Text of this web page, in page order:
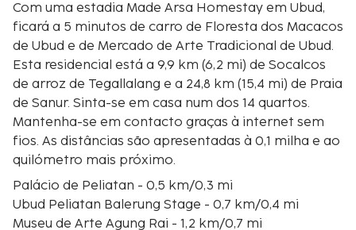
Com uma estadia Made Arsa Homestay em Ubud,
ficará a 5 minutos de carro de Floresta dos Macacos
de Ubud e de Mercado de Arte Tradicional de Ubud.
Esta residencial está a 9,9 km (6,2 mi) de Socalcos
de arroz de Tegallalang e a 24,8 km (15,4 mi) de Praia
de Sanur. Sinta-se em casa num dos 14 quartos.
Mantenha-se em contacto graças à internet sem
fios. As distâncias são apresentadas à 0,1 milha e ao
quilómetro mais próximo.
Palácio de Peliatan - 0,5 km/0,3 mi
Ubud Peliatan Balerung Stage - 0,7 km/0,4 mi
Museu de Arte Agung Rai - 1,2 km/0,7 mi